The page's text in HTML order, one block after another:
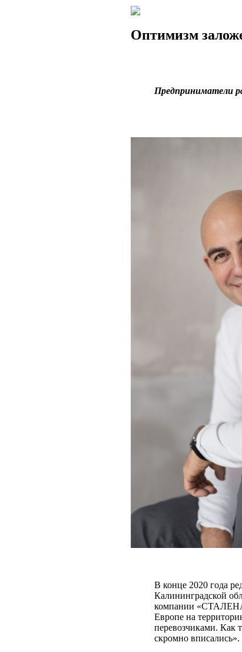
Оптимизм
Предприниматели
В конце 2020 года
Калининградской
компании
Европе на
перевозчиками. Как
скромно вписались».